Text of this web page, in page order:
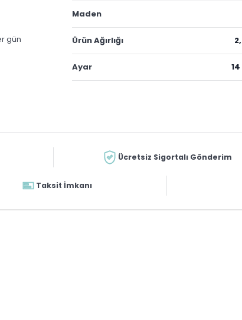
gün
Maden
Ürün Ağırlığı
Ayar
Ücretsiz Sigortalı Gönderim
Taksit İmkanı